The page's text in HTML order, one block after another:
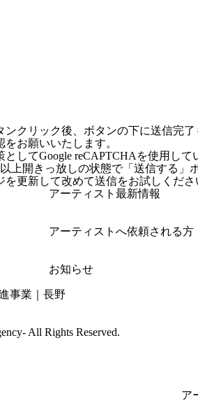
クリック後、ボタンの下に送信完了
お願いいたします。
してGoogle reCAPTCHAを使用して
上開きっ放しの状態で「送信する」
更新して改めて送信をお試しくださ
アーティスト最新情報
アーティストへ依頼される方
お知らせ
All Rights Reserved.
ア